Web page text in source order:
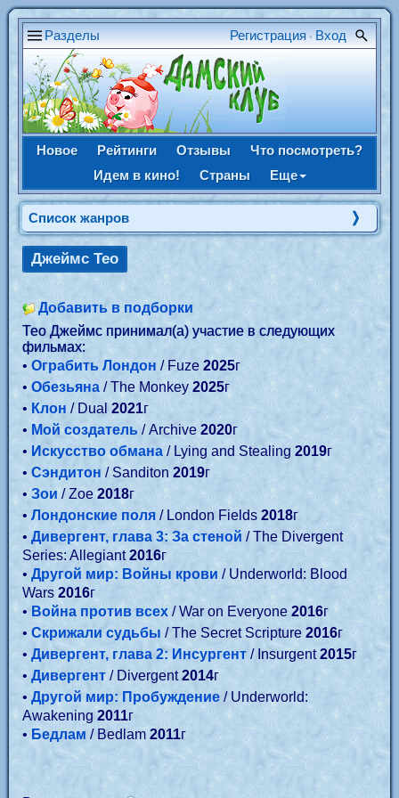
Разделы Регистрация • Вход
Новое Рейтинги Отзывы
Что посмотреть?
Идем в кино!
Страны Еще
Список жанров
Джеймс Тео
Добавить в подборки
Тео Джеймс принимал(а) участие в следующих
фильмах:
•Ограбить Лондон / Fuze 2025г
• Обезьяна / The Monkey2025г
• Клон / Dual 2021г
• Мой создатель / Archive 2020г
• Искусство обмана/ Lying and Stealing 2019г
•Сэндитон / Sanditon 2019г
• Зои/ Zoe2018г
• Лондонские поля / London Fields 2018г
• Дивергент, глава 3: За стеной / The Divergent
Series: Allegiant2016г
• Другой мир: Войны крови / Underworld: Blood
Wars2016г
• Война против всех / War on Everyone2016г
• Скрижали судьбы/ The Secret Scripture2016г
•Дивергент, глава 2: Инсургент / Insurgent2015г
• Дивергент/ Divergent2014г
•Другой мир: Пробуждение / Underworld:
Awakening 2011г
• Бедлам/ Bedlam 2011г